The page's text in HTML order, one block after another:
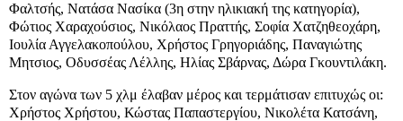
Φαλτσής, Νατάσα Νασίκα (3η στην ηλικιακή της κατηγορία),
Φώτιος Χαραχούσιος, Νικόλαος Πραττής, Σοφία Χατζηθεοχάρη,
Ιουλία Αγγελακοπούλου, Χρήστος Γρηγοριάδης, Παναγιώτης
Μητσιος, Οδυσσέας Λέλλης, Ηλίας Σβάρνας, Δώρα Γκουντιλάκη.
Στον αγώνα των 5 χλμ έλαβαν μέρος και τερμάτισαν επιτυχώς οι:
Χρήστος Χρήστου, Κώστας Παπαστεργίου, Νικολέτα Κατσάνη,